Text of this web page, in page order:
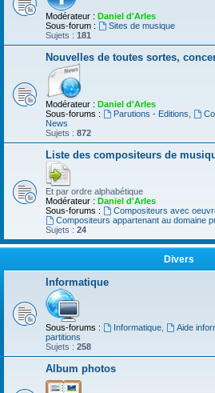
Modérateur : Daniel d'Arles
Sous-forum :
Sites de musique
Sujets : 181
Nouvelles de toutes sortes,
Modérateur : Daniel d'Arles
Sous-forums :
Parutions - Editions
News
Sujets : 872
Liste des compositeurs de
Et par ordre alphabétique
Modérateur : Daniel d'Arles
Sous-forums :
Compositeurs avec
Compositeurs appartenant au domaine
Sujets : 24
Divers
Informatique
Sous-forums : Informatique, Aide
partitions
Sujets : 258
Album photos